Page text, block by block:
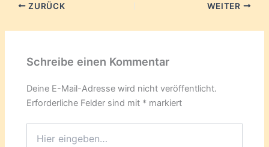
ZURÜCK WEITER
Schreibe einen Kommentar
Deine E-Mail-Adresse wird nicht veröffentlicht.
Erforderliche Felder sind mit * markiert
eingeben…